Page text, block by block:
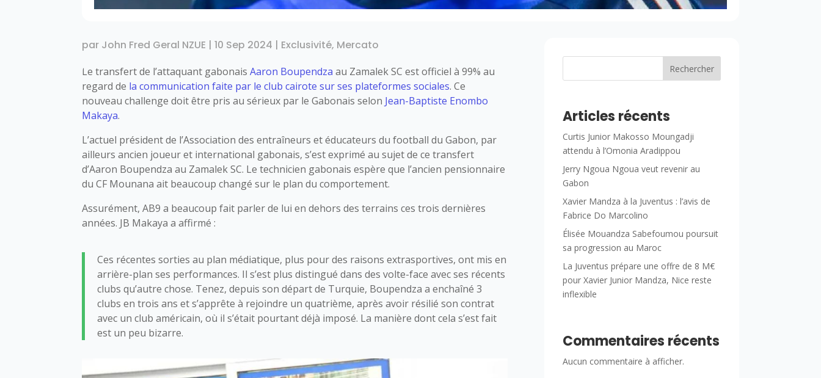
par John Fred Geral NZUE |10 Sep 2024 | Exclusivité, Mercato
Le transfert de l’attaquant gabonaisAaron Boupendza au Zamalek SC est officiel à 99% au
regard de la communication faite par le club cairote sur ses plateformes sociales. Ce
nouveau challenge doit être pris au sérieux par le Gabonais selon Jean-Baptiste Enombo
Makaya.
L’actuel président de l’Association des entraîneurs et éducateurs du football du Gabon, par
ailleurs ancien joueur et international gabonais, s’est exprimé au sujet de ce transfert
d’Aaron Boupendza au Zamalek SC. Le technicien gabonais espère que l’ancien pensionnaire
du CF Mounana ait beaucoup changé sur le plan du comportement.
Assurément, AB9 a beaucoup fait parler de lui en dehors des terrains ces trois dernières
années. JB Makaya a affirmé :
Ces récentes sorties au plan médiatique, plus pour des raisons extrasportives, ont mis en
arrière-plan ses performances. Il s’est plus distingué dans des volte-face avec ses récents
clubs qu’autre chose. Tenez, depuis son départ de Turquie, Boupendza a enchaîné 3
clubs en trois ans et s’apprête à rejoindre un quatrième, après avoir résilié son contrat
avec un club américain, où il s’était pourtant déjà imposé. La manière dont cela s’est fait
est un peu bizarre.
Rechercher
Articles récents
Curtis Junior Makosso Moungadji
attendu à l’Omonia Aradippou
Jerry Ngoua Ngoua veut revenir au
Gabon
Xavier Mandza à la Juventus : l’avis de
Fabrice Do Marcolino
Élisée Mouandza Sabefoumou poursuit
sa progression au Maroc
La Juventus prépare une offre de 8 M€
pour Xavier Junior Mandza, Nice reste
inflexible
Commentaires récents
Aucun commentaire à afficher.